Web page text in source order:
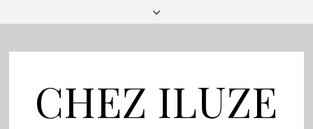
CHEZ ILUZE